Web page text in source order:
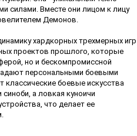
силами. Вместе они лицом к лицу
Демонов.
хардкорных трехмерных игр
проектов прошлого, которые
но и бескомпромиссной
персональными боевыми
боевые искусства
а ловкая куноичи
что делает ее